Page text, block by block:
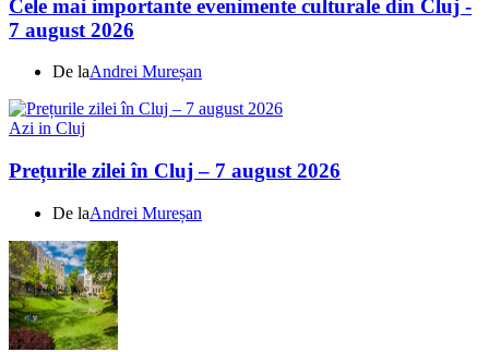
Cele mai importante evenimente culturale din Cluj -
7 august 2026
De laAndrei Mureșan
Azi in Cluj
Prețurile zilei în Cluj – 7 august 2026
De laAndrei Mureșan